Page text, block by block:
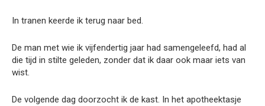
In tranen keerde ik terug naar bed.
De man met wie ik vijfendertig jaar had samengeleefd, had al
die tijd in stilte geleden, zonder dat ik daar ook maar iets van
wist.
De volgende dag doorzocht ik de kast. In het apotheektasje